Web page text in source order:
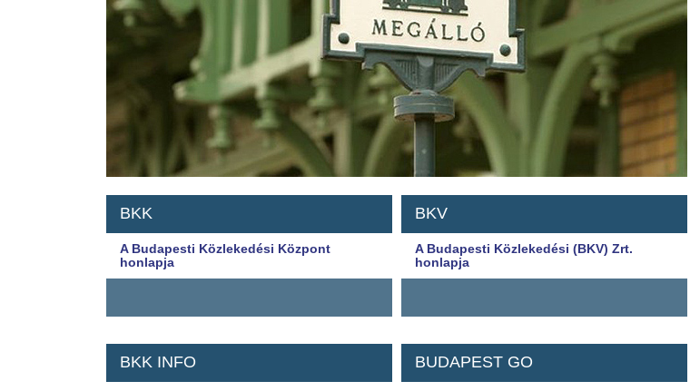
BKK
A Budapesti Közlekedési Központ
honlapja
BKK INFO
BKV
A Budapesti Közlekedési (BKV) Zrt.
honlapja
BUDAPEST GO